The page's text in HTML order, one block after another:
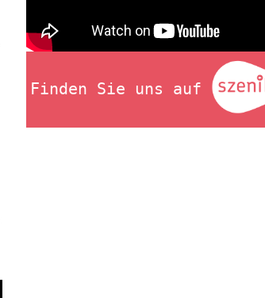
Finden Sie uns auf